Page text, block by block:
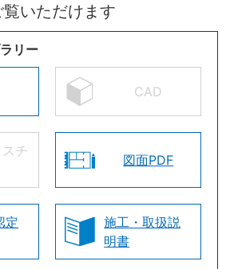
いただけます
リー
CAD
チ
図面PDF
定
施工・取扱説
明書